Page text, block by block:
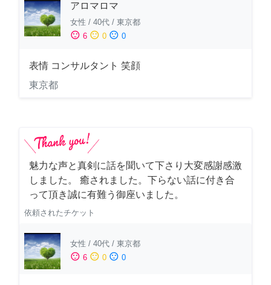
アロマロマ
女性 / 40代 / 東京都
sentiment_satisfied 6 sentiment_neutral 0 sentiment_dissatisfied 0
表情 コンサルタント 笑顔
東京都
魅力な声と真剣に話を聞いて下さり大変感謝感激
しました。 癒されました。下らない話に付き合
って頂き誠に有難う御座いました。
依頼されたチケット
女性 / 40代 / 東京都
sentiment_satisfied 6 sentiment_neutral 0 sentiment_dissatisfied 0